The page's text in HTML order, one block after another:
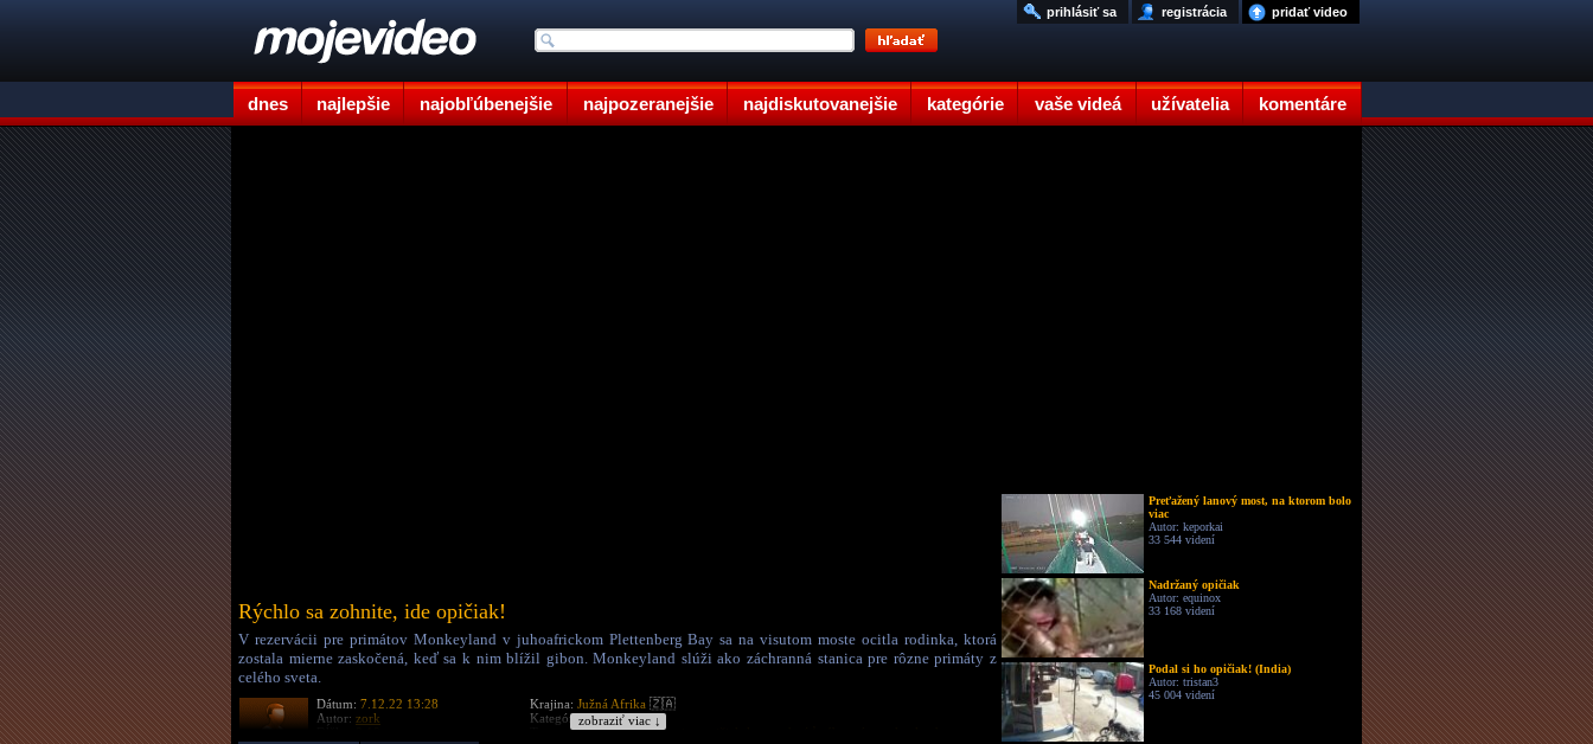
dnes najlepšie najobľúbenejšie najpozeranejšie najdiskutovanejšie kategórie vaše videá užívatelia komentáre
pridať video
registrácia
prihlásiť sa
Rýchlo sa zohnite, ide opičiak!
V rezervácii pre primátov Monkeyland v juhoafrickom Plettenberg Bay sa na visutom moste ocitla rodinka, ktorá
zostala mierne zaskočená, keď sa k nim blížil gibon. Monkeyland slúži ako záchranná stanica pre rôzne primáty z
celého sveta.
Dátum: 7.12.22 13:28
Autor: zork
Krajina: Južná Afrika 🇿🇦
Kategória:Zvieratká
most lanový most
zobraziť viac ↓
Preťažený lanový most, na ktorom bolo
viac
Autor: keporkai
33 544 videní
Nadržaný opičiak
Autor: equinox
33 168 videní
Podal si ho opičiak! (India)
Autor: tristan3
45 004 videní